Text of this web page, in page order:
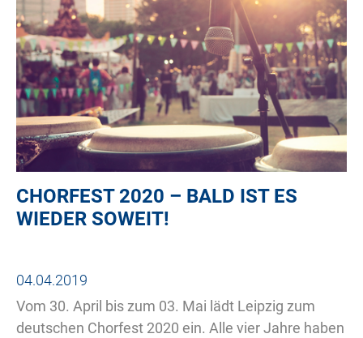
CHORFEST 2020 – BALD IST ES
WIEDER SOWEIT!
04.04.2019
Vom 30. April bis zum 03. Mai lädt Leipzig zum
deutschen Chorfest 2020 ein. Alle vier Jahre haben